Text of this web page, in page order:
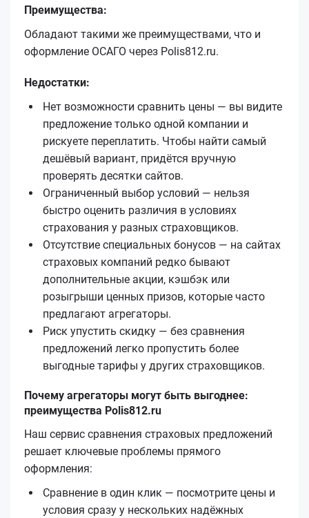
Преимущества:
Обладают такими же преимуществами, что и
оформление ОСАГО через Polis812.ru.
Недостатки:
Нет возможности сравнить цены — вы видите
предложение только одной компании и
рискуете переплатить. Чтобы найти самый
дешёвый вариант, придётся вручную
проверять десятки сайтов.
Ограниченный выбор условий — нельзя
быстро оценить различия в условиях
страхования у разных страховщиков.
Отсутствие специальных бонусов — на сайтах
страховых компаний редко бывают
дополнительные акции, кэшбэк или
розыгрыши ценных призов, которые часто
предлагают агрегаторы.
Риск упустить скидку — без сравнения
предложений легко пропустить более
выгодные тарифы у других страховщиков.
Почему агрегаторы могут быть выгоднее:
преимущества Polis812.ru
Наш сервис сравнения страховых предложений
решает ключевые проблемы прямого
оформления:
Сравнение в один клик — посмотрите цены и
условия сразу у нескольких надёжных